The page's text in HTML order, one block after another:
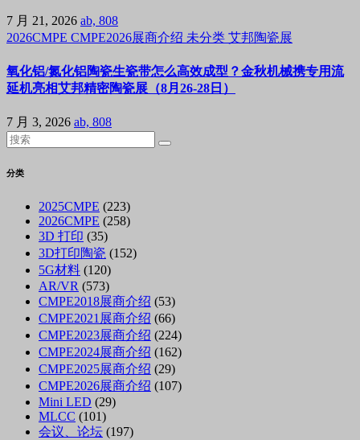
7 月 21, 2026 ab, 808
2026CMPE CMPE2026展商介绍 未分类 艾邦陶瓷展
氧化铝/氮化铝陶瓷生瓷带怎么高效成型？金秋机械携专用流
延机亮相艾邦精密陶瓷展（8月26-28日）
7 月 3, 2026 ab, 808
分类
2025CMPE (223)
2026CMPE (258)
3D 打印 (35)
3D打印陶瓷 (152)
5G材料 (120)
AR/VR (573)
CMPE2018展商介绍 (53)
CMPE2021展商介绍 (66)
CMPE2023展商介绍 (224)
CMPE2024展商介绍 (162)
CMPE2025展商介绍 (29)
CMPE2026展商介绍 (107)
Mini LED (29)
MLCC (101)
会议、论坛 (197)